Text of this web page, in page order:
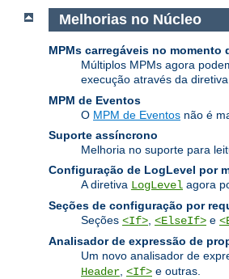
Melhorias no Núcleo
MPMs carregáveis no momento
Múltiplos MPMs agora
execução através da diretiva
MPM de Eventos
O MPM de Eventos não é
Suporte assíncrono
Melhoria no suporte para
Configuração de LogLevel por
A diretiva LogLevel agora
Seções de configuração por
Seções <If> <ElseIf> e
Analisador de expressão de
Um novo analisador de
Header <If> e outras.